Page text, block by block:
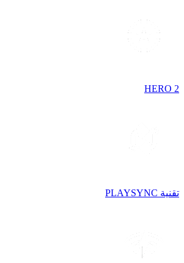
HERO 2
تقنية PLAYSYNC